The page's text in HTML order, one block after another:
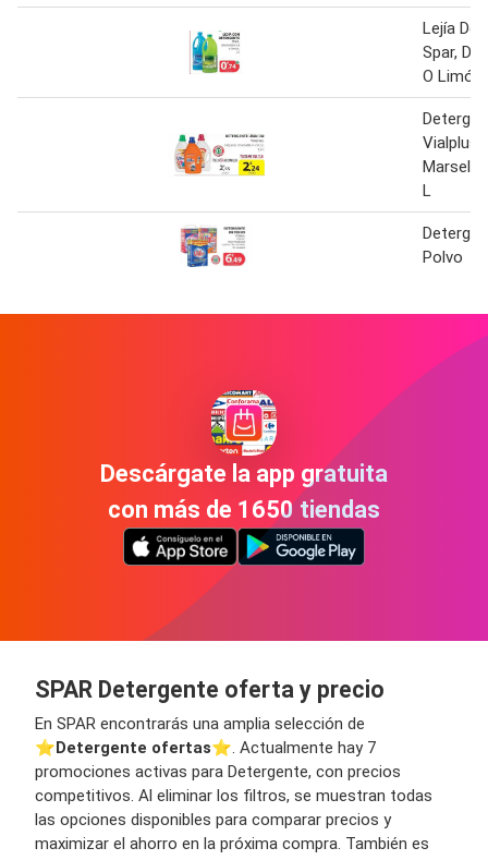
Lejía
Spar,
O
Vialplus,
Marsella
L
Polvo
Descárgate la app gratuita
con más de 1650 tiendas
SPAR Detergente oferta y precio
En SPAR encontrarás una amplia selección de
⭐️Detergente ofertas⭐️. Actualmente hay 7
promociones activas para Detergente, con precios
competitivos. Al eliminar los filtros, se muestran todas
las opciones disponibles para comparar precios y
maximizar el ahorro en la próxima compra. También es